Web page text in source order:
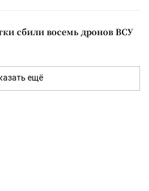
сбили восемь дронов ВСУ
ещё